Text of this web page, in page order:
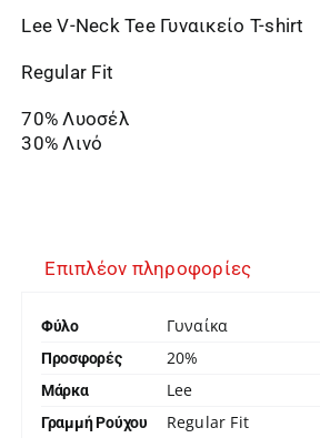
Lee V-Neck Tee Γυναικείο T-shirt
Regular Fit
70% Λυοσέλ
30% Λινό
Επιπλέον πληροφορίες
Φύλο Γυναίκα
Προσφορές 20%
Μάρκα Lee
Γραμμή Ρούχου Regular Fit